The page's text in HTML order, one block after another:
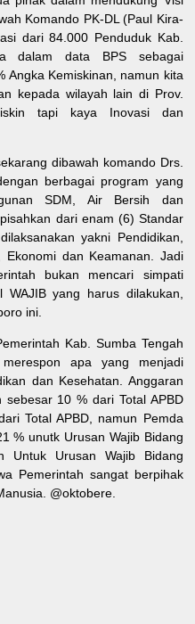
Komando PK-DL (Paul Kira-
dari 84.000 Penduduk Kab.
dalam data BPS sebagai
Angka Kemiskinan, namun kita
kepada wilayah lain di Prov.
tapi kaya Inovasi dan
dibawah komando Drs.
berbagai program yang
SDM, Air Bersih dan
dari enam (6) Standar
yakni Pendidikan,
Ekonomi dan Keamanan. Jadi
bukan mencari simpati
yang harus dilakukan,
ini.
Kab. Sumba Tengah
apa yang menjadi
dan Kesehatan. Anggaran
10 % dari Total APBD
Total APBD, namun Pemda
% unutk Urusan Wajib Bidang
Untuk Urusan Wajib Bidang
Pemerintah sangat berpihak
@oktobere.